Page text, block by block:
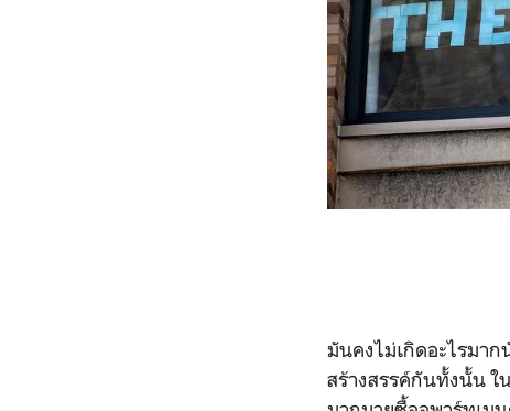
มันคงไม่เกิดอะไรมา
สร้างสรรค์กันทั้งนั้น